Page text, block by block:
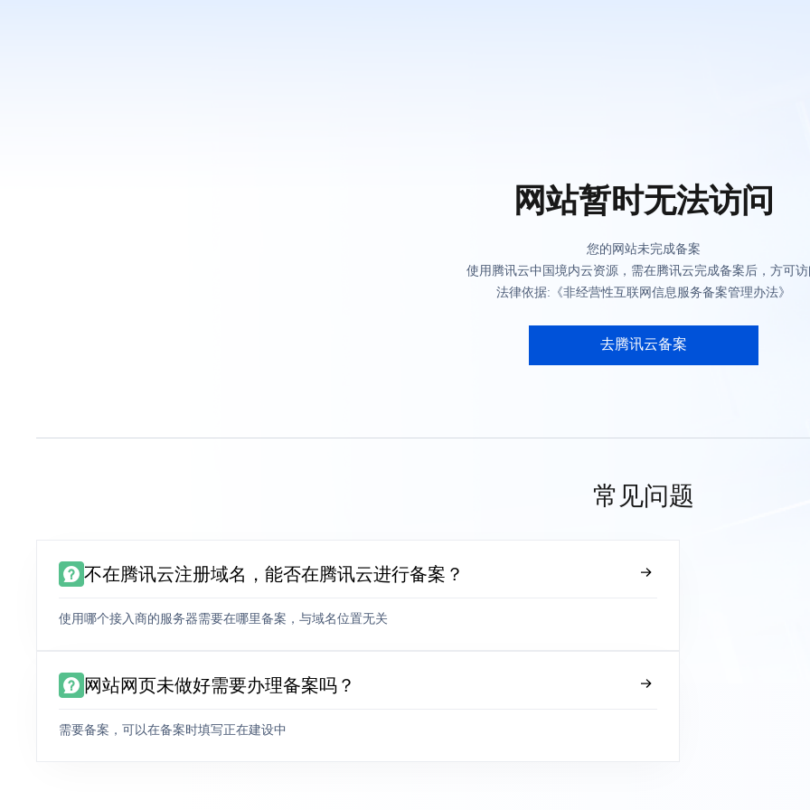
网站暂时无法访问
您的网站未完成备案
使用腾讯云中国境内云资源，需在腾讯云完成备案后，方可
法律依据:《非经营性互联网信息服务备案管理办法》
去腾讯云备案
常见问题
不在腾讯云注册域名，能否在腾讯云进行备案？
使用哪个接入商的服务器需要在哪里备案，与域名位置无关
网站网页未做好需要办理备案吗？
需要备案，可以在备案时填写正在建设中